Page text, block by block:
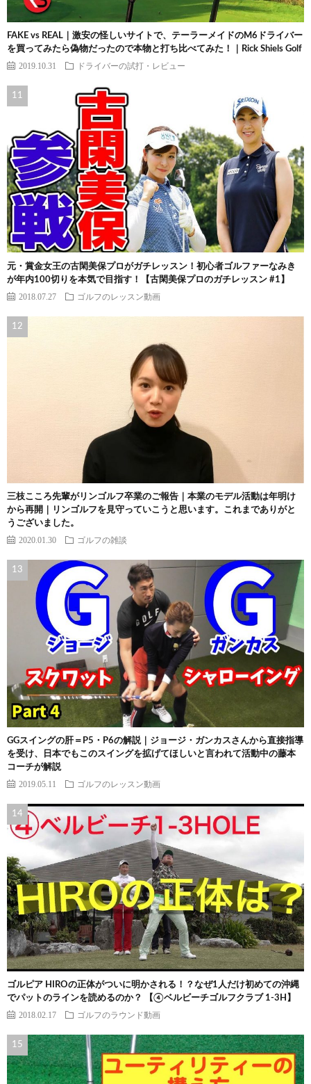
FAKE vs REAL｜激安の怪しいサイトで、テーラーメイドのM6ドライバー
を買ってみたら偽物だったので本物と打ち比べてみた！｜Rick Shiels Golf
2019.10.31 ドライバーの試打・レビュー
元・賞金女王の古閑美保プロがガチレッスン！初心者ゴルファーなみき
が年内100切りを本気で目指す！【古閑美保プロのガチレッスン #1】
2018.07.27 ゴルフのレッスン動画
三枝こころ先輩がリンゴルフ卒業のご報告｜本業のモデル活動は年明け
から再開｜リンゴルフを見守っていこうと思います。これまでありがと
うございました。
2020.01.30 ゴルフの雑談
GGスイングの肝＝P5・P6の解説｜ジョージ・ガンカスさんから直接指導
を受け、日本でもこのスイングを拡げてほしいと言われて活動中の藤本
コーチが解説
2019.05.11 ゴルフのレッスン動画
ゴルピア HIROの正体がついに明かされる！？なぜ1人だけ初めての沖縄
でパットのラインを読めるのか？ 【④ベルビーチゴルフクラブ 1-3H】
2018.02.17 ゴルフのラウンド動画